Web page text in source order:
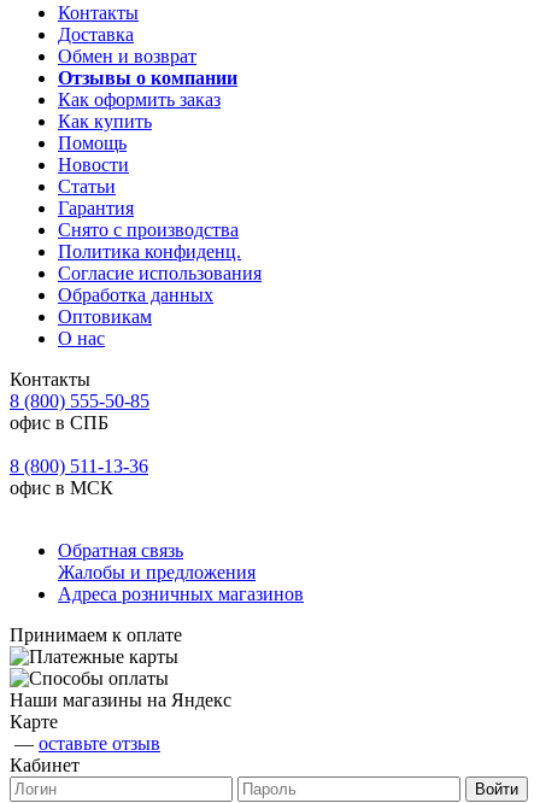
Контакты
Доставка
Обмен и возврат
Отзывы о компании
Как оформить заказ
Как купить
Помощь
Новости
Статьи
Гарантия
Снято с производства
Политика конфиденц.
Согласие использования
Обработка данных
Оптовикам
О нас
Контакты
8 (800) 555-50-85
офис в СПБ
8 (800) 511-13-36
офис в МСК
Обратная связь
Жалобы и предложения
Адреса розничных магазинов
Принимаем к оплате
Наши магазины на Яндекс
Карте
— оставьте отзыв
Кабинет